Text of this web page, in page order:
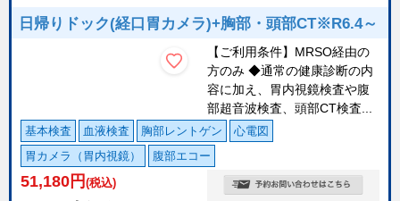
日帰りドック(経口胃カメラ)+胸部・頭部CT※R6.4～
【ご利用条件】MRSO経由の
方のみ ◆通常の健康診断の内
容に加え、胃内視鏡検査や腹
部超音波検査、頭部CT検査...
基本検査 血液検査 胸部レントゲン
心電図
胃カメラ（胃内視鏡）
腹部エコー
51,180 円 (税込)